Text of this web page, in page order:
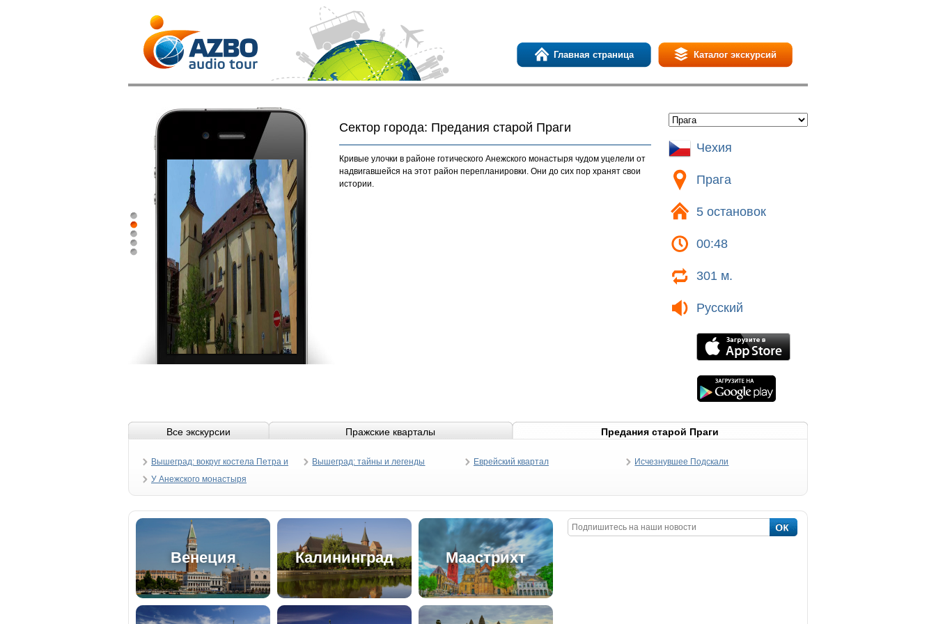
Главная страница Каталог экскурсий
Сектор города: Предания старой Праги
Кривые улочки в районе готического Анежского монастыря чудом уцелели от
надвигавшейся на этот район перепланировки. Они до сих пор хранят свои
истории.
Чехия
Прага
5 остановок
00:48
301 м.
Русский
Все экскурсии Пражские кварталы Предания старой Праги
Вышеград: вокруг костела Петра и
Павла
Вышеград: тайны и легенды Еврейский квартал
Исчезнувшее Подскали
У Анежского монастыря
Венеция Калининград Маастрихт